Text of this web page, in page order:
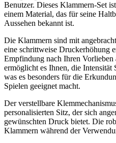
Benutzer. Dieses Klammern-Set
einem Material, das für seine
Aussehen bekannt ist.
Die Klammern sind mit
eine schrittweise Druckerhöhung
Empfindung nach Ihren Vorlieben
ermöglicht es Ihnen, die Intensität
was es besonders für die
Spielen geeignet macht.
Der verstellbare
personalisierten Sitz, der sich
gewünschten Druck bietet. Die
Klammern während der